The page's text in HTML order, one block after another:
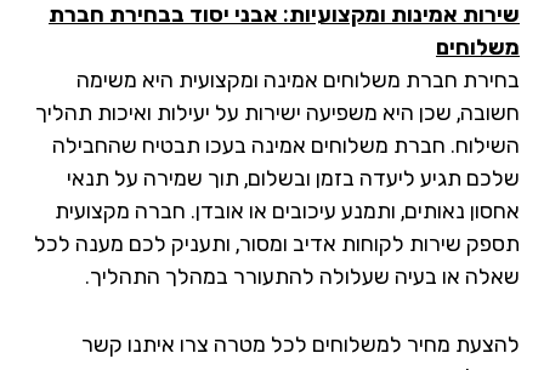
אמינות ומקצועיות: אבני יסוד בבחירת חברת
חברת משלוחים אמינה ומקצועית היא משימה
שכן היא משפיעה ישירות על יעילות ואיכות תהליך
חברת משלוחים אמינה בעכו תבטיח שהחבילה
תגיע ליעדה בזמן ובשלום, תוך שמירה על תנאי
נאותים, ותמנע עיכובים או אובדן. חברה מקצועית
שירות לקוחות אדיב ומסור, ותעניק לכם מענה לכל
או בעיה שעלולה להתעורר במהלך התהליך.
מחיר למשלוחים לכל מטרה צרו איתנו קשר